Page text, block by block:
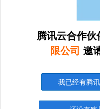
腾讯云合作伙
限公司 邀
我已经有腾